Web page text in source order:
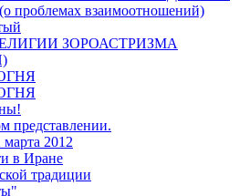
проблемах взаимоотношений)
ЗОРОАСТРИЗМА
представлении.
2012
в Иране
традиции